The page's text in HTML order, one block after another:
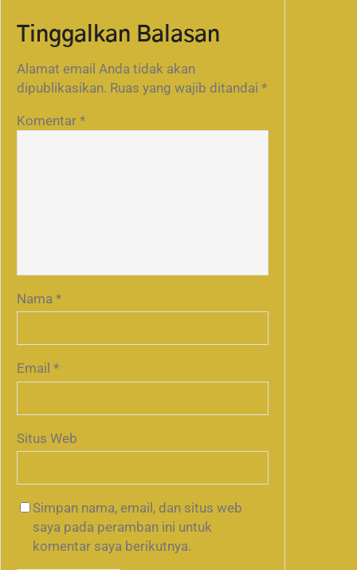
Tinggalkan Balasan
Alamat email Anda tidak akan
dipublikasikan. Ruas yang wajib ditandai *
Komentar *
Nama *
Email *
Situs Web
Simpan nama, email, dan situs web
saya pada peramban ini untuk
komentar saya berikutnya.